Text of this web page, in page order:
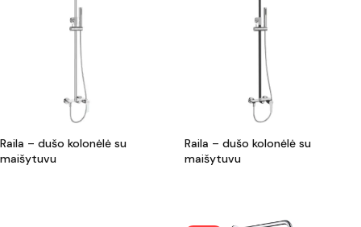
Raila – dušo kolonėlė su
maišytuvu
Raila – dušo kolonėlė su
maišytuvu